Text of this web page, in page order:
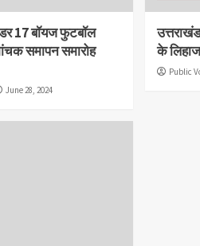
17 बॉयज फुटबॉल
समापन समारोह
June 28, 2024
के
Public